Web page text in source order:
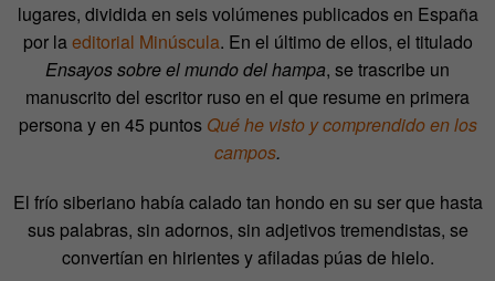
lugares, dividida en seis volúmenes publicados en España
por laeditorial Minúscula. En el último de ellos, el titulado
Ensayos sobre el mundo del hampa, se trascribe un
manuscrito del escritor ruso en el que resume en primera
persona y en 45 puntos Qué he visto y comprendido en los
campos.
El frío siberiano había calado tan hondo en su ser que hasta
sus palabras, sin adornos, sin adjetivos tremendistas, se
convertían en hirientes y afiladas púas de hielo.